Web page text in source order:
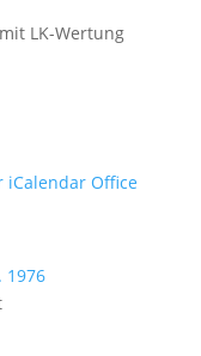
iCalendar Office
1976